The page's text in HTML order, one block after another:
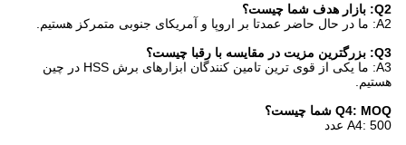
Q2: بازار هدف شما چیست؟
A2: ما در حال حاضر عمدتا بر اروپا و آمریکای جنوبی متمرکز هستیم.
Q3: بزرگترین مزیت در مقایسه با رقبا چیست؟
A3: ما یکی از قوی ترین تامین کنندگان ابزارهای برش HSS در چین
هستیم.
Q4: MOQ شما چیست؟
A4: 500 عدد